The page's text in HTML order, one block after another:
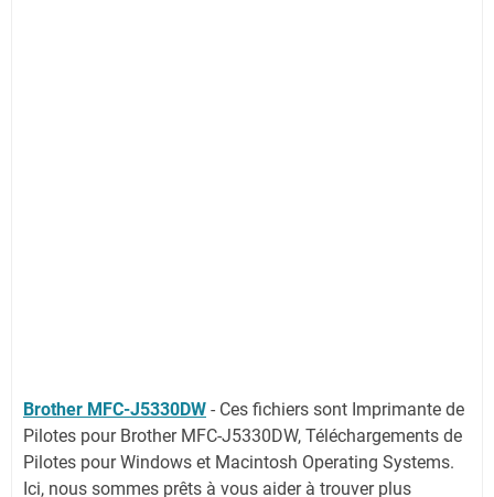
Brother MFC-J5330DW - Ces fichiers sont Imprimante de
Pilotes pour Brother MFC-J5330DW, Téléchargements de
Pilotes pour Windows et Macintosh Operating Systems.
Ici, nous sommes prêts à vous aider à trouver plus